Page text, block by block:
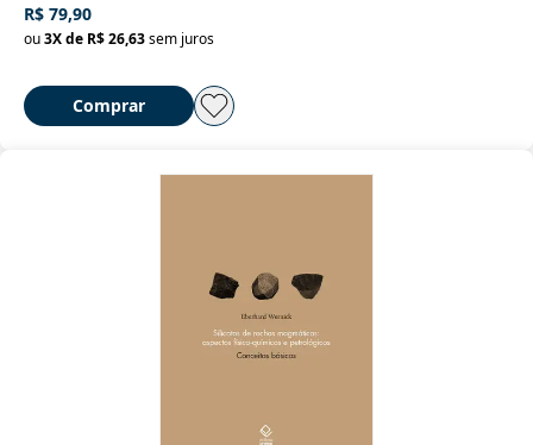
R$ 79,90
ou3X de R$ 26,63sem juros
Comprar